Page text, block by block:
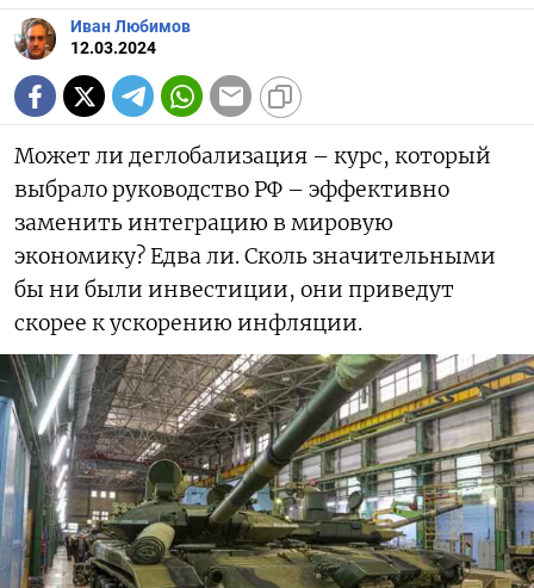
Иван Любимов
12.03.2024
Может ли деглобализация – курс, который
выбрало руководство РФ – эффективно
заменить интеграцию в мировую
экономику? Едва ли. Сколь значительными
бы ни были инвестиции, они приведут
скорее к ускорению инфляции.